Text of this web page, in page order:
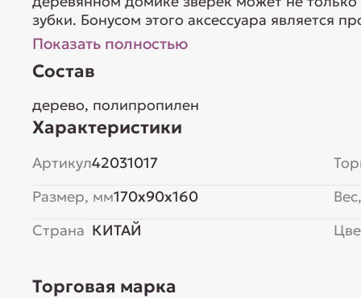
зубки. Бонусом этого аксессуара является
Показать полностью
Состав
дерево, полипропилен
Характеристики
Артикул42031017
Размер, мм170x90x160
Страна КИТАЙ
Торговая марка